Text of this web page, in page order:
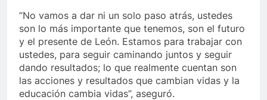
“No vamos a dar ni un solo paso atrás, ustedes
son lo más importante que tenemos, son el futuro
y el presente de León. Estamos para trabajar con
ustedes, para seguir caminando juntos y seguir
dando resultados; lo que realmente cuentan son
las acciones y resultados que cambian vidas y la
educación cambia vidas”, aseguró.